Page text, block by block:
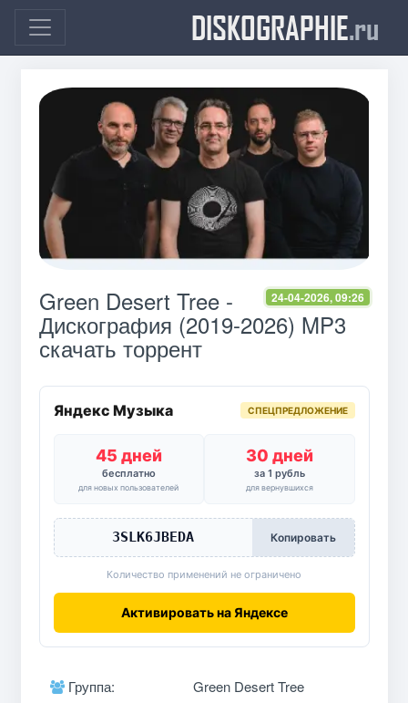
DISKOGRAPHIE.ru
24-04-2026, 09:26
Green Desert Tree -
Дискография (2019-2026) MP3
скачать торрент
Яндекс Музыка СПЕЦПРЕДЛОЖЕНИЕ
45 дней
бесплатно
для новых пользователей
30 дней
за 1 рубль
для вернувшихся
3SLK6JBEDA Копировать
Количество применений не ограничено
Активировать на Яндексе
Группа: Green Desert Tree